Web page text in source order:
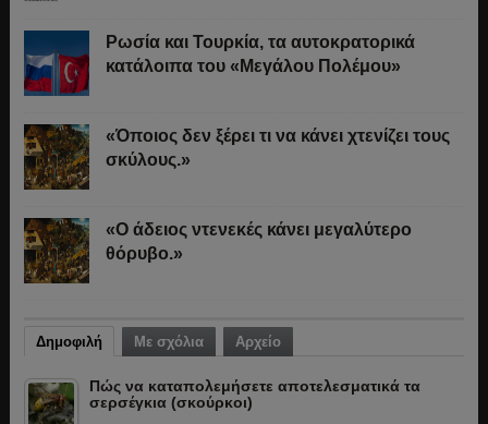
Ρωσία και Τουρκία, τα αυτοκρατορικά
κατάλοιπα του «Μεγάλου Πολέμου»
«Όποιος δεν ξέρει τι να κάνει χτενίζει τους
σκύλους.»
«Ο άδειος ντενεκές κάνει μεγαλύτερο
θόρυβο.»
Δημοφιλή Με σχόλια Αρχείο
Πώς να καταπολεμήσετε αποτελεσματικά τα
σερσέγκια (σκούρκοι)